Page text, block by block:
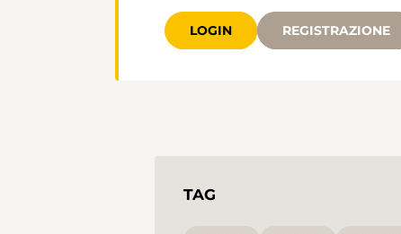
LOGIN REGISTRAZIONE
TAG